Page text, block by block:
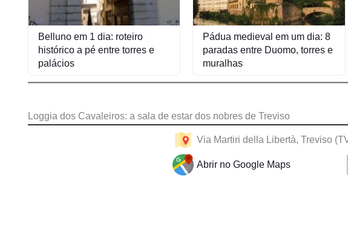
Belluno em 1 dia: roteiro
histórico a pé entre torres e
palácios
Pádua medieval em um dia: 8
paradas entre Duomo, torres e
muralhas
Loggia dos Cavaleiros: a sala de estar dos nobres de Treviso
Via Martiri della Libertà, Treviso
Abrir no Google Maps